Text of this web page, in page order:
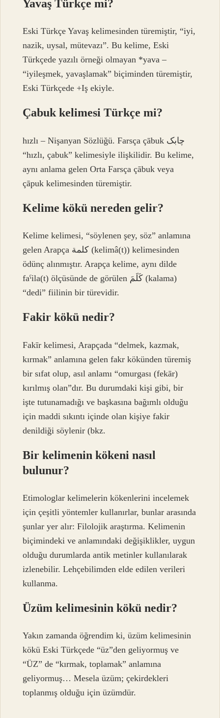
Yavaş Türkçe mi?
Eski Türkçe Yavaş kelimesinden türemiştir, “iyi,
nazik, uysal, mütevazı”. Bu kelime, Eski
Türkçede yazılı örneği olmayan *yava –
“iyileşmek, yavaşlamak” biçiminden türemiştir,
Eski Türkçede +Iş ekiyle.
Çabuk kelimesi Türkçe mi?
hızlı – Nişanyan Sözlüğü. Farsça çābuk چابک
“hızlı, çabuk” kelimesiyle ilişkilidir. Bu kelime,
aynı anlama gelen Orta Farsça çābuk veya
çāpuk kelimesinden türemiştir.
Kelime kökü nereden gelir?
Kelime kelimesi, “söylenen şey, söz” anlamına
gelen Arapça كلمة (kelimâ(t)) kelimesinden
ödünç alınmıştır. Arapça kelime, aynı dilde
faˁila(t) ölçüsünde de görülen كَلَمَ (kalama)
“dedi” fiilinin bir türevidir.
Fakir kökü nedir?
Fakīr kelimesi, Arapçada “delmek, kazmak,
kırmak” anlamına gelen fakr kökünden türemiş
bir sıfat olup, asıl anlamı “omurgası (fekār)
kırılmış olan”dır. Bu durumdaki kişi gibi, bir
işte tutunamadığı ve başkasına bağımlı olduğu
için maddi sıkıntı içinde olan kişiye fakir
denildiği söylenir (bkz.
Bir kelimenin kökeni nasıl
bulunur?
Etimologlar kelimelerin kökenlerini incelemek
için çeşitli yöntemler kullanırlar, bunlar arasında
şunlar yer alır: Filolojik araştırma. Kelimenin
biçimindeki ve anlamındaki değişiklikler, uygun
olduğu durumlarda antik metinler kullanılarak
izlenebilir. Lehçebilimden elde edilen verileri
kullanma.
Üzüm kelimesinin kökü nedir?
Yakın zamanda öğrendim ki, üzüm kelimesinin
kökü Eski Türkçede “üz”den geliyormuş ve
“ÜZ” de “kırmak, toplamak” anlamına
geliyormuş… Mesela üzüm; çekirdekleri
toplanmış olduğu için üzümdür.